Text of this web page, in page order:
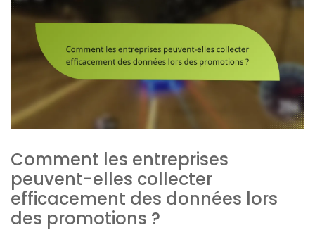
Comment les entreprises
peuvent-elles collecter
efficacement des données lors
des promotions ?